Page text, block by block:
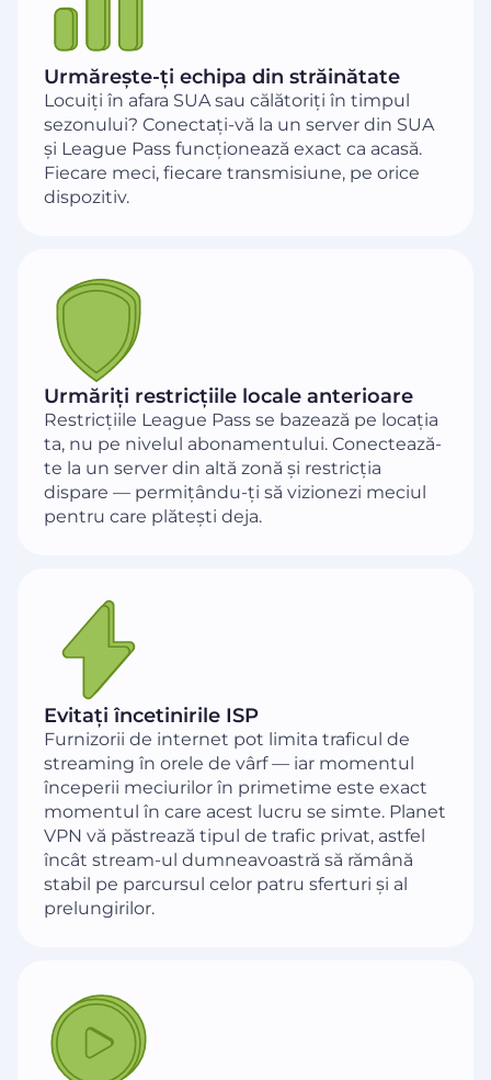
Urmărește-ți echipa din străinătate
Locuiți în afara SUA sau călătoriți în timpul
sezonului? Conectați-vă la un server din SUA
și League Pass funcționează exact ca acasă.
Fiecare meci, fiecare transmisiune, pe orice
dispozitiv.
Urmăriți restricțiile locale anterioare
Restricțiile League Pass se bazează pe locația
ta, nu pe nivelul abonamentului. Conectează-
te la un server din altă zonă și restricția
dispare — permițându-ți să vizionezi meciul
pentru care plătești deja.
Evitați încetinirile ISP
Furnizorii de internet pot limita traficul de
streaming în orele de vârf — iar momentul
începerii meciurilor în primetime este exact
momentul în care acest lucru se simte. Planet
VPN vă păstrează tipul de trafic privat, astfel
încât stream-ul dumneavoastră să rămână
stabil pe parcursul celor patru sferturi și al
prelungirilor.